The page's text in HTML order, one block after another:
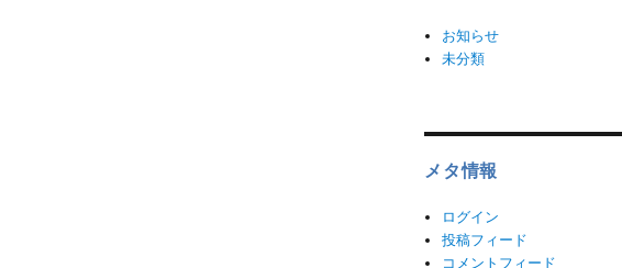
お知らせ
未分類
メタ情報
ログイン
投稿フィード
コメントフィード